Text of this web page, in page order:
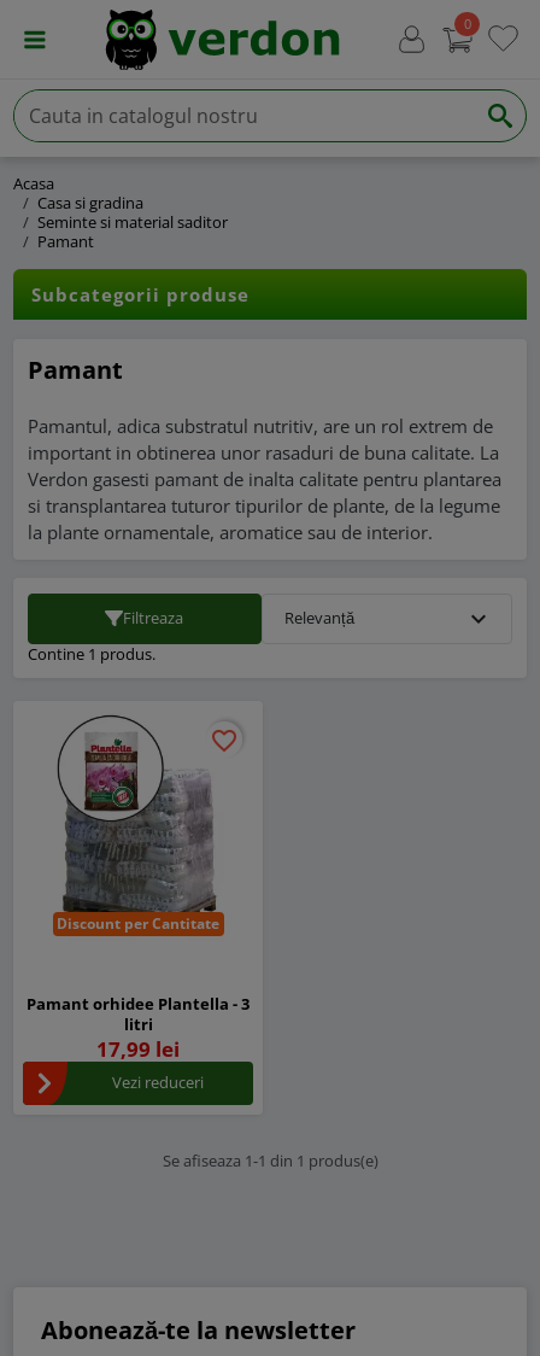
0
Acasa
Casa si gradina
Seminte si material saditor
Pamant
Subcategorii produse
Pamant
Pamantul, adica substratul nutritiv, are un rol extrem de
important in obtinerea unor rasaduri de buna calitate. La
Verdon gasesti pamant de inalta calitate pentru plantarea
si transplantarea tuturor tipurilor de plante, de la legume
la plante ornamentale, aromatice sau de interior.
Contine 1 produs.
Filtreaza Relevanță expand_more
Discount per Cantitate
favorite_border
favorite_border
Pamant orhidee Plantella - 3
litri
17,99 lei
Vezi reduceri
Se afiseaza 1-1 din 1 produs(e)
Abonează-te la newsletter